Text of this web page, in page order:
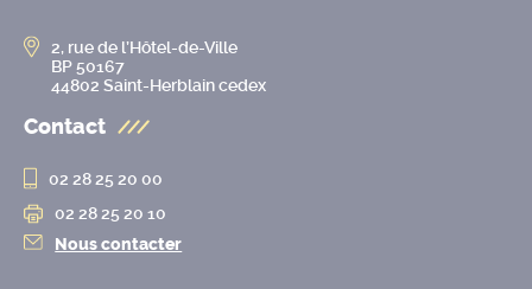
2, rue de l’Hôtel-de-Ville
BP 50167
44802 Saint-Herblain cedex
Contact
02 28 25 20 00
02 28 25 20 10
Nous contacter